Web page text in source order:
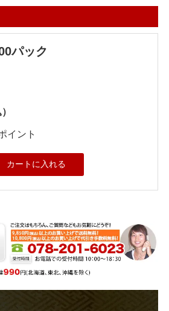
パック
イント